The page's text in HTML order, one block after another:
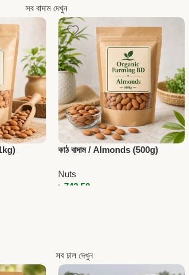
সব বাদাম দেখুন
কাঠ বাদাম / Almonds (500g)
Nuts
৳742.50
সব চাল দেখুন